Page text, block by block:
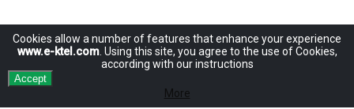
Cookies allow a number offeatures that enhance your experience
www.e-ktel.com. Using this site, you agree to the use of Cookies,
according with our instructions
Accept
More